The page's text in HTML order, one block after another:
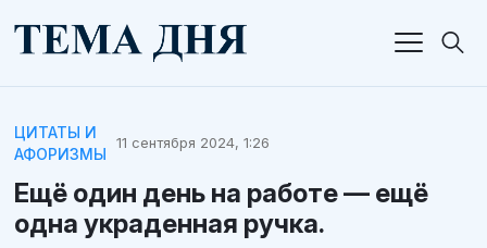
ЦИТАТЫ И
АФОРИЗМЫ
11 сентября 2024, 1:26
Ещё один день на работе — ещё
одна украденная ручка.